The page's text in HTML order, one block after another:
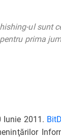
ul sunt
prima
Iunie 2011.